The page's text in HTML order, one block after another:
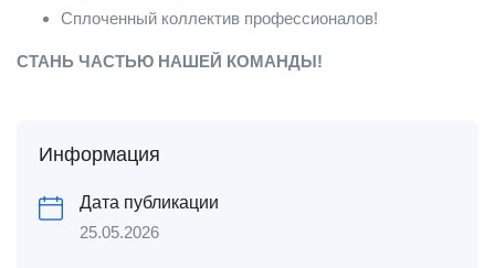
Сплоченный коллектив профессионалов!
СТАНЬ ЧАСТЬЮ НАШЕЙ КОМАНДЫ!
Информация
Дата публикации
25.05.2026